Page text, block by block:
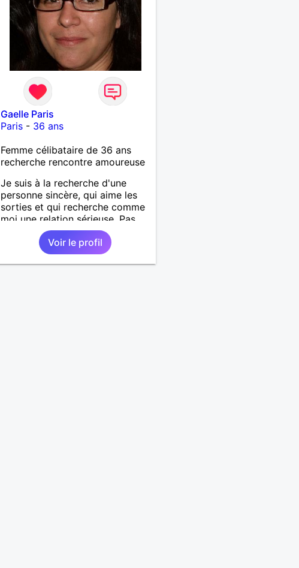
Gaelle Paris
Paris - 36 ans
Femme célibataire de 36 ans
recherche rencontre amoureuse
Je suis à la recherche d'une
personne sincère, qui aime les
sorties et qui recherche comme
moi une relation sérieuse. Pas
sérieux s'abstenir
Voir le profil